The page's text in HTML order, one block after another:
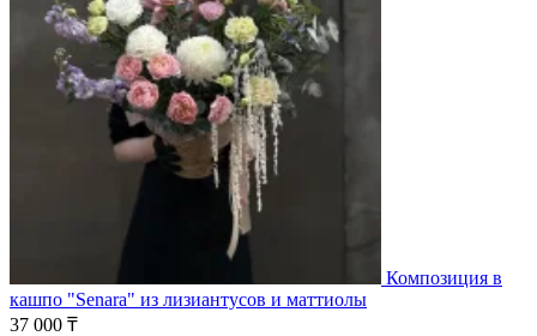
Композиция в
кашпо "Senara" из лизиантусов и маттиолы
37 000 ₸